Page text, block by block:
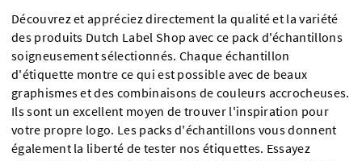
Découvrez et appréciez directement la qualité et la variété
des produits Dutch Label Shop avec ce pack d'échantillons
soigneusement sélectionnés. Chaque échantillon
d'étiquette montre ce qui est possible avec de beaux
graphismes et des combinaisons de couleurs accrocheuses.
Ils sont un excellent moyen de trouver l'inspiration pour
votre propre logo. Les packs d'échantillons vous donnent
également la liberté de tester nos étiquettes. Essayez